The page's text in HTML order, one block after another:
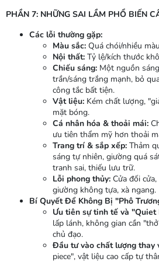
PHẦN 7: NHỮNG SAI LẦM PHỔ BIẾN
Các lỗi thường gặp:
Màu sắc: Quá chói/nhiều
Nội thất: Tỷ lệ/kích thước
Chiếu sáng: Một nguồn
trần/sáng trắng mạnh, bỏ
công tắc bất tiện.
Vật liệu: Kém chất lượng,
mặt bóng.
Cá nhân hóa & thoải mái:
ưu tiên thẩm mỹ hơn thoải
Trang trí & sắp xếp: Thảm
sáng tự nhiên, giường quá
tranh sai, thiếu lưu trữ.
Lỗi phong thủy: Cửa đối
giường không tựa, xà ngang.
Bí Quyết Để Không Bị "Phô
Ưu tiên sự tinh tế và "Quiet
lấp lánh, không gian cần
chủ đạo.
Đầu tư vào chất lượng thay
piece", vật liệu cao cấp tự